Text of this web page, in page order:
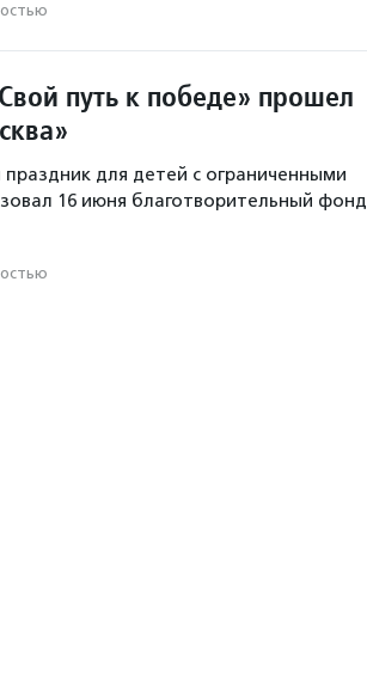
путь к победе» прошел
для детей с ограниченными
16 июня благотворительный фонд